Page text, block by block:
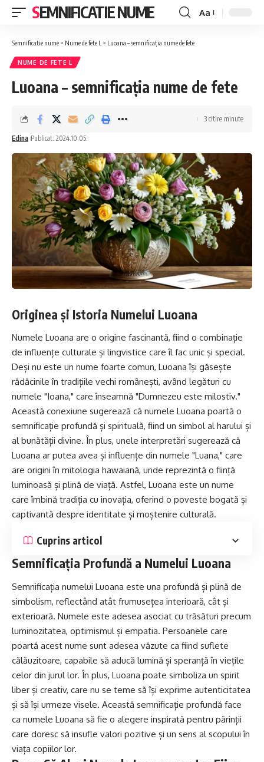
SEMNIFICATIE NUME
Font
Aa
Semnificatie nume > Nume de fete L > Luoana – semnificația nume de fete
NUME DE FETE L
Luoana – semnificația nume de fete
Edina Publicat: 2024.10.05.
3 citire minute
Originea și Istoria Numelui Luoana
Numele Luoana are o origine fascinantă, fiind o combinație
de influențe culturale și lingvistice care îl fac unic și special.
Deși nu este un nume foarte comun, Luoana își găsește
rădăcinile în tradițiile vechi românești, având legături cu
numele "Ioana," care înseamnă "Dumnezeu este milostiv."
Această conexiune sugerează că numele Luoana poartă o
semnificație profundă și spirituală, fiind un simbol al harului și
al bunătății divine. În plus, unele interpretări sugerează că
Luoana ar putea avea și influențe din numele "Luana," care
are origini în mitologia hawaiană, unde reprezintă o ființă
luminoasă și plină de viață. Astfel, Luoana este un nume
care îmbină tradiția cu inovația, oferind o poveste bogată și
captivantă despre identitate și moștenire culturală.
Cuprins articol
Semnificația Profundă a Numelui Luoana
Semnificația numelui Luoana este una profundă și plină de
simbolism, reflectând atât frumusețea interioară, cât și
exterioară. Numele este adesea asociat cu trăsături precum
luminozitatea, optimismul și empatia. Persoanele care
poartă acest nume sunt adesea văzute ca fiind suflete
călăuzitoare, capabile să aducă lumină și speranță în viețile
celor din jurul lor. În plus, Luoana poate simboliza un spirit
liber și creativ, care nu se teme să își exprime autenticitatea
și să își urmeze visele. Această semnificație profundă face
ca numele Luoana să fie o alegere inspirată pentru părinții
care doresc să insufle valori pozitive și un sens al scopului în
viața copiilor lor.